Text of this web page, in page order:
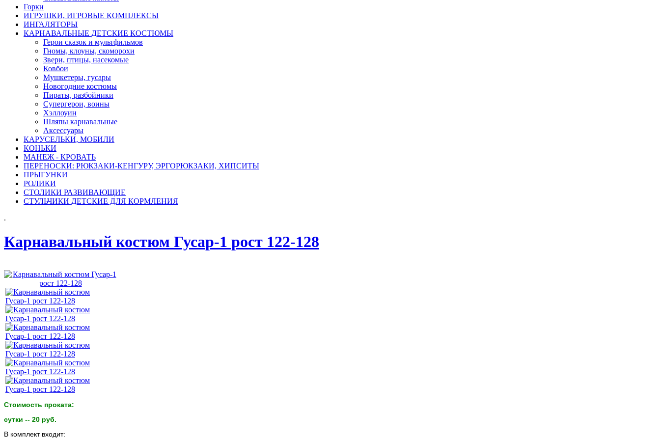
Горки
ИГРУШКИ, ИГРОВЫЕ КОМПЛЕКСЫ
ИНГАЛЯТОРЫ
КАРНАВАЛЬНЫЕ ДЕТСКИЕ КОСТЮМЫ
Герои сказок и мультфильмов
Гномы, клоуны, скоморохи
Звери, птицы, насекомые
Ковбои
Мушкетеры, гусары
Новогодние костюмы
Пираты, разбойники
Супергерои, воины
Хэллоуин
Шляпы карнавальные
Аксессуары
КАРУСЕЛЬКИ, МОБИЛИ
КОНЬКИ
МАНЕЖ - КРОВАТЬ
ПЕРЕНОСКИ: РЮКЗАКИ-КЕНГУРУ, ЭРГОРЮКЗАКИ, ХИПСИТЫ
ПРЫГУНКИ
РОЛИКИ
СТОЛИКИ РАЗВИВАЮЩИЕ
СТУЛЬЧИКИ ДЕТСКИЕ ДЛЯ КОРМЛЕНИЯ
.
Карнавальный костюм Гусар-1 рост 122-128
Стоимость проката:
сутки -- 20 руб.
В комплект входит: